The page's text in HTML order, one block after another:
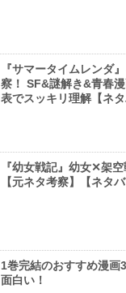
『サマータイムレンダ
察！ SF&謎解き&青春
表でスッキリ理解【ネタ
『幼女戦記』幼女✕架
【元ネタ考察】【ネタバ
1巻完結のおすすめ漫画
面白い！